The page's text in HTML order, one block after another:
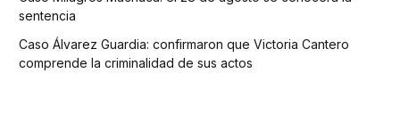
sentencia
Caso Álvarez Guardia: confirmaron que Victoria Cantero
comprende la criminalidad de sus actos